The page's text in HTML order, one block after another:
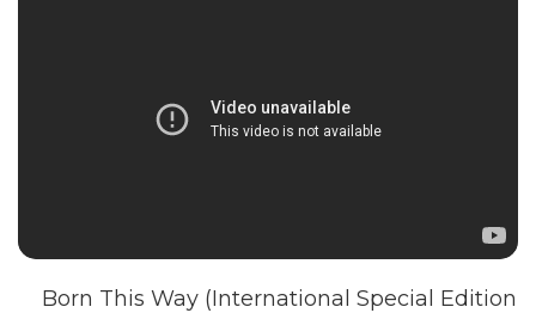
Born This Way (International Special Edition